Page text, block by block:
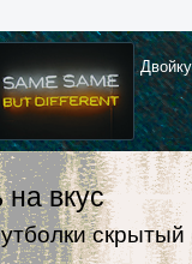
Двойку
вкус
скрытый